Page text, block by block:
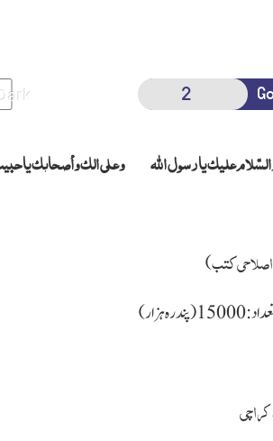
عليك يارسول الله وعلى الك وأصحابك يا
کتب)